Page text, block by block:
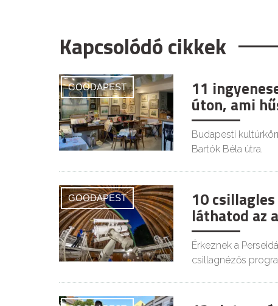
Kapcsolódó cikkek
GOODAPEST 11
úton, ami
Budapesti
Bartók Béla útra.
GOODAPEST 10
láthatod az
Érkeznek a
csillagnézős